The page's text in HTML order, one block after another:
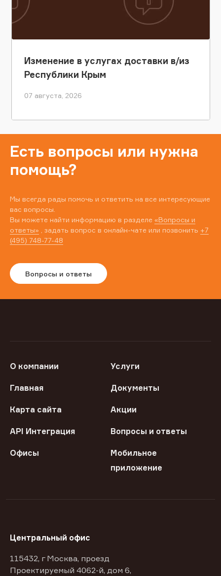
Изменение в услугах доставки в/из
Республики Крым
07 августа, 2026
Есть вопросы или нужна
помощь?
Мы всегда рады помочь и ответить на все интересующие
вас вопросы.
Вы можете найти информацию в разделе «Вопросы и
ответы» , задать вопрос в онлайн-чате или позвонить +7
(495) 748-77-48
Вопросы и ответы
О компании Услуги
Главная Документы
Карта сайта Акции
API Интеграция Вопросы и ответы
Офисы
Мобильное
приложение
Центральный офис
115432, г Москва, проезд
Проектируемый 4062-й, дом 6,